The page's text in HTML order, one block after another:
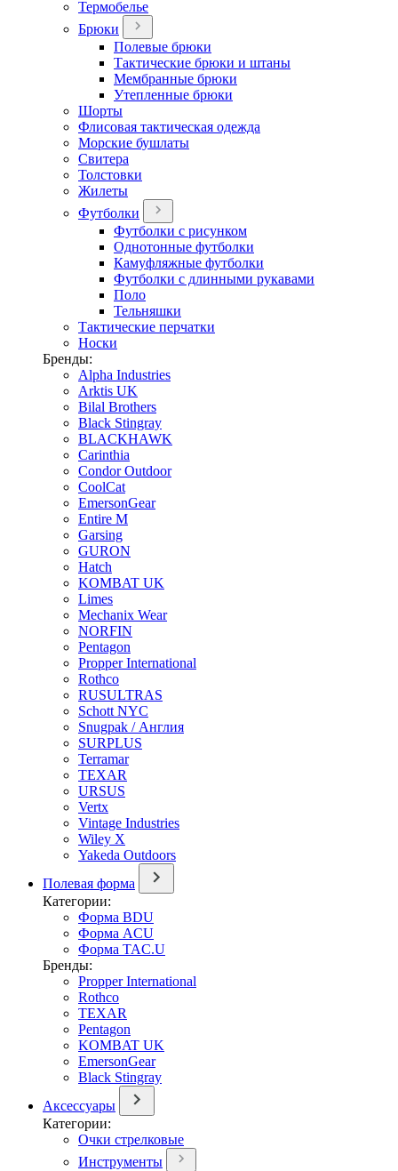
Термобелье
Брюки
Полевые брюки
Тактические брюки и штаны
Мембранные брюки
Утепленные брюки
Шорты
Флисовая тактическая одежда
Морские бушлаты
Свитера
Толстовки
Жилеты
Футболки
Футболки с рисунком
Однотонные футболки
Камуфляжные футболки
Футболки с длинными рукавами
Поло
Тельняшки
Тактические перчатки
Носки
Бренды:
Alpha Industries
Arktis UK
Bilal Brothers
Black Stingray
BLACKHAWK
Carinthia
Condor Outdoor
CoolCat
EmersonGear
Entire M
Garsing
GURON
Hatch
KOMBAT UK
Limes
Mechanix Wear
NORFIN
Pentagon
Propper International
Rothco
RUSULTRAS
Schott NYC
Snugpak / Англия
SURPLUS
Terramar
TEXAR
URSUS
Vertx
Vintage Industries
Wiley X
Yakeda Outdoors
Полевая форма
Категории:
Форма BDU
Форма ACU
Форма TAC.U
Бренды:
Propper International
Rothco
TEXAR
Pentagon
KOMBAT UK
EmersonGear
Black Stingray
Аксессуары
Категории:
Очки стрелковые
Инструменты